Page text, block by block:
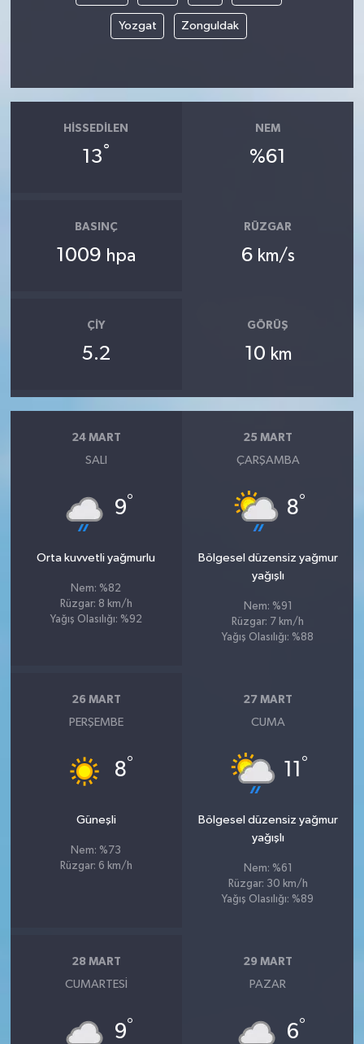
Yozgat Zonguldak
HISSEDILEN
13°
NEM
%61
BASINÇ
1009 hpa
RÜZGAR
6 km/s
ÇIY
5.2
GÖRÜŞ
10 km
24 MART
SALI
9°
Orta kuvvetli yağmurlu
Nem: %82
Rüzgar: 8 km/h
Yağış Olasılığı: %92
25 MART
ÇARŞAMBA
8°
Bölgesel düzensiz yağmur
yağışlı
Nem: %91
Rüzgar: 7 km/h
Yağış Olasılığı: %88
26 MART
PERŞEMBE
8°
Güneşli
Nem: %73
Rüzgar: 6 km/h
27 MART
CUMA
11 °
Bölgesel düzensiz yağmur
yağışlı
Nem: %61
Rüzgar: 30 km/h
Yağış Olasılığı: %89
28 MART
CUMARTESI
9°
29 MART
PAZAR
6°